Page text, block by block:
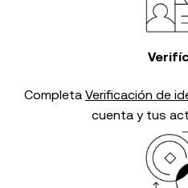
Completa Verificación de
cuenta y tus